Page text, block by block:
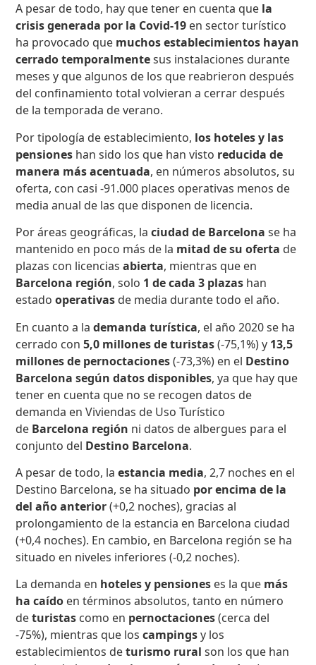
A pesar de todo, hay que tener en cuenta que la
crisis generada por la Covid-19 en sector turístico
ha provocado que muchos establecimientos hayan
cerrado temporalmentesus instalaciones durante
meses y que algunos de los que reabrieron después
del confinamiento total volvieran a cerrar después
de la temporada de verano.
Por tipología de establecimiento, los hoteles y las
pensiones han sido los que han visto reducida de
manera más acentuada, en números absolutos, su
oferta, con casi -91.000 places operativas menos de
media anual de las que disponen de licencia.
Por áreas geográficas, laciudad de Barcelona se ha
mantenido en poco más de la mitad de su oferta de
plazas con licenciasabierta, mientras que en
Barcelona región, solo 1 de cada 3 plazas han
estadooperativas de media durante todo el año.
En cuanto a lademanda turística, el año 2020 se ha
cerrado con5,0 millones de turistas(-75,1%) y 13,5
millones de pernoctaciones(-73,3%) en el Destino
Barcelona según datos disponibles, ya que hay que
tener en cuenta que no se recogen datos de
demanda en Viviendas de Uso Turístico
de Barcelona región ni datos de albergues para el
conjunto del Destino Barcelona.
A pesar de todo, laestancia media, 2,7 noches en el
Destino Barcelona, se ha situado por encima de la
del año anterior(+0,2 noches), gracias al
prolongamiento de la estancia en Barcelona ciudad
(+0,4 noches). En cambio, en Barcelona región se ha
situado en niveles inferiores (-0,2 noches).
La demanda en hoteles y pensiones es la que más
ha caído en términos absolutos, tanto en número
deturistas como en pernoctaciones(cerca del
-75%), mientras que loscampingsy los
establecimientos deturismo ruralson los que han